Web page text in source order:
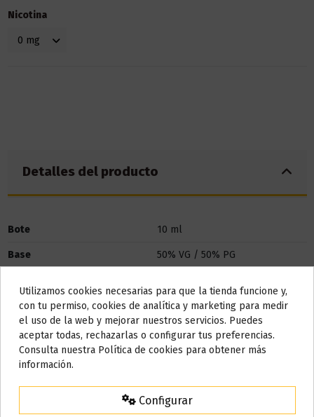
Nicotina
Detalles del producto
Bote 10 ml
Base 50% VG / 50% PG
Marca Babel
Referencia 001733
En stock 100 Artículos
Reseñas (0)
Do not show again.
AVISO IMPORTANTE
Nos tomamos unos días
15% de descuento
Utilizamos cookies necesarias para que la tienda funcione y,
con tu permiso, cookies de analítica y marketing para medir
el uso de la web y mejorar nuestros servicios. Puedes
aceptar todas, rechazarlas o configurar tus preferencias.
Consulta nuestra Política de cookies para obtener más
información.
Configurar